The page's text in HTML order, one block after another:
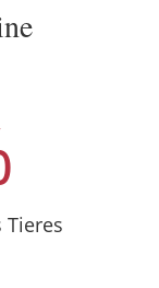
Tieres